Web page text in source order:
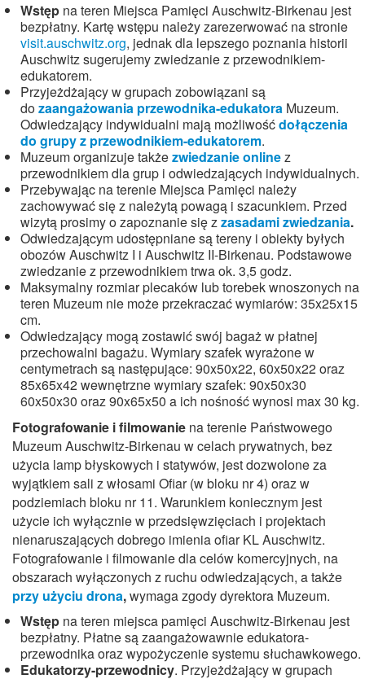
Wstęp na teren Miejsca Pamięci Auschwitz-Birkenau jest
bezpłatny. Kartę wstępu należy zarezerwować na stronie
visit.auschwitz.org, jednak dla lepszego poznania historii
Auschwitz sugerujemy zwiedzanie z przewodnikiem-
edukatorem.
Przyjeżdżający w grupach zobowiązani są
dozaangażowania przewodnika-edukatora Muzeum.
Odwiedzający indywidualni mają możliwośćdołączenia
do grupy z przewodnikiem-edukatorem.
Muzeum organizuje takżezwiedzanie onlinez
przewodnikiem dla grup i odwiedzających indywidualnych.
Przebywając na terenie Miejsca Pamięci należy
zachowywać się z należytą powagą i szacunkiem. Przed
wizytą prosimy o zapoznanie się zzasadami zwiedzania.
Odwiedzającym udostępniane są tereny i obiekty byłych
obozów Auschwitz I i Auschwitz II-Birkenau. Podstawowe
zwiedzanie z przewodnikiem trwa ok. 3,5 godz.
Maksymalny rozmiar plecaków lub torebek wnoszonych na
teren Muzeum nie może przekraczać wymiarów: 35x25x15
cm.
Odwiedzający mogą zostawić swój bagaż w płatnej
przechowalni bagażu. Wymiary szafek wyrażone w
centymetrach są następujące: 90x50x22, 60x50x22 oraz
85x65x42 wewnętrzne wymiary szafek: 90x50x30
60x50x30 oraz 90x65x50 a ich nośność wynosi max 30 kg.
Fotografowanie i filmowanie na terenie Państwowego
Muzeum Auschwitz-Birkenau w celach prywatnych, bez
użycia lamp błyskowych i statywów, jest dozwolone za
wyjątkiem sali z włosami Ofiar (w bloku nr 4) oraz w
podziemiach bloku nr 11. Warunkiem koniecznym jest
użycie ich wyłącznie w przedsięwzięciach i projektach
nienaruszających dobrego imienia ofiar KL Auschwitz.
Fotografowanie i filmowanie dla celów komercyjnych, na
obszarach wyłączonych z ruchu odwiedzających, a także
przy użyciu drona,wymaga zgody dyrektora Muzeum.
Wstęp na teren miejsca pamięci Auschwitz-Birkenau jest
bezpłatny. Płatne są zaangażowawnie edukatora-
przewodnika oraz wypożyczenie systemu słuchawkowego.
Edukatorzy-przewodnicy. Przyjeżdżający w grupach